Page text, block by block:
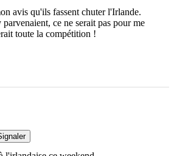
avis qu'ils fassent chuter l'Irlande.
parvenaient, ce ne serait pas pour me
toute la compétition !